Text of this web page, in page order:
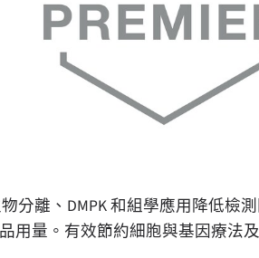
離、DMPK 和組學應用降低檢測
用量。有效節約細胞與基因療法